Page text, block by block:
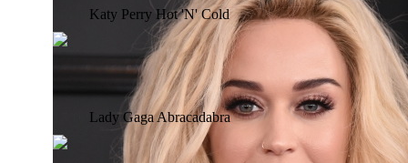
Katy Perry Hot 'N' Cold
Lady GagaAbracadabra